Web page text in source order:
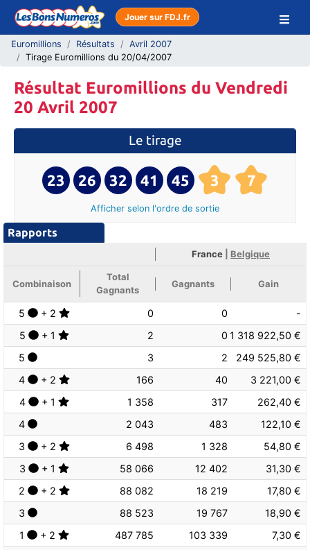
Jouer sur FDJ.fr
Euromillions Résultats
Avril 2007
Tirage Euromillions du 20/04/2007
Résultat Euromillions du Vendredi
20 Avril 2007
Le tirage
23 26 32 41 45 3 7
Afficher selon l'ordre de sortie
Rapports
France Belgique
Combinaison
Total
Gagnants
Gagnants Gain
5 + 2 0 0
-
5
+ 1 2 0 1 318 922,50 €
5
3 2
249 525,80 €
4
+ 2 166 40
3 221,00 €
4
+ 1 1 358 317
262,40 €
4
2 043 483
122,10 €
3
+ 2 6 498 1 328
54,80 €
3
+ 1 58 066 12 402
31,30 €
2
+ 2 88 082 18 219
17,80 €
3
88 523 19 767
18,90 €
1
+ 2 487 785 103 339
7,30 €